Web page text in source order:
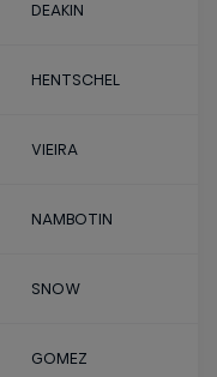
DEAKIN
HENTSCHEL
VIEIRA
NAMBOTIN
SNOW
GOMEZ